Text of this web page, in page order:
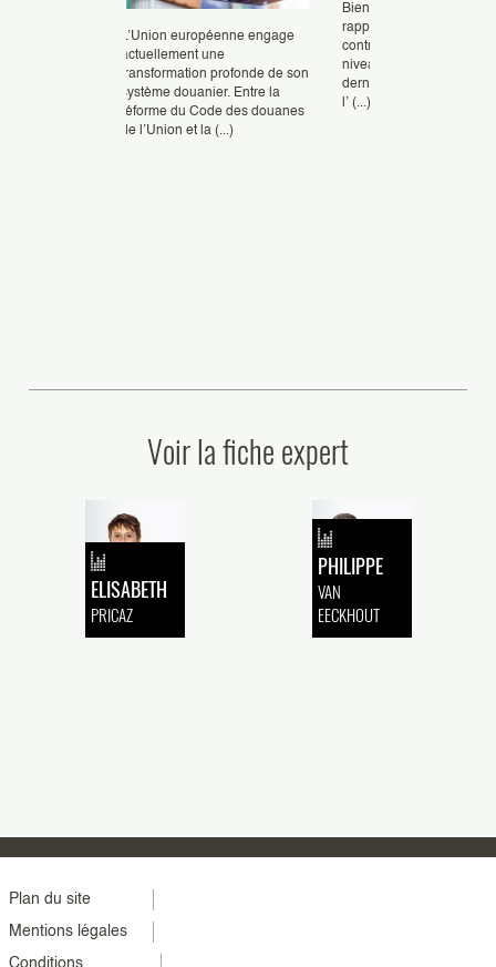
L’Union européenne engage
actuellement une
transformation profonde de son
système douanier. Entre la
réforme du Code des douanes
de l’Union et la (...)
Bien qu’en légère baisse
rapport à 2023, les
contrefaçon demeurent à
niveau exceptionnel,
dernier rapport conjoint
l’ (...)
Voir la fiche expert
ELISABETH
PRICAZ
PHILIPPE
VAN
EECKHOUT
Menu
footer
Plan du site
Mentions légales
Conditions